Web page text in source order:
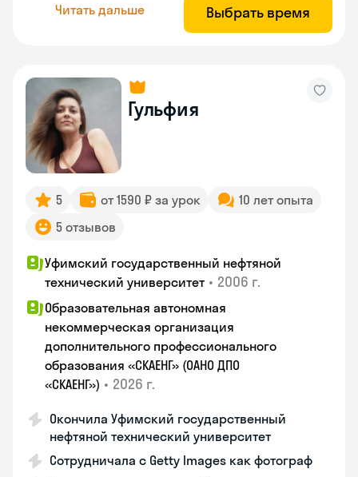
Читать дальше Выбрать время
Гульфия
5 от 1590 ₽ за урок
10 лет опыта
5 отзывов
Уфимский государственный нефтяной
технический университет • 2006 г.
Образовательная автономная
некоммерческая организация
дополнительного профессионального
образования «СКАЕНГ» (ОАНО ДПО
«СКАЕНГ») • 2026 г.
Окончила Уфимский государственный
нефтяной технический университет
Сотрудничала с Getty Images как фотограф